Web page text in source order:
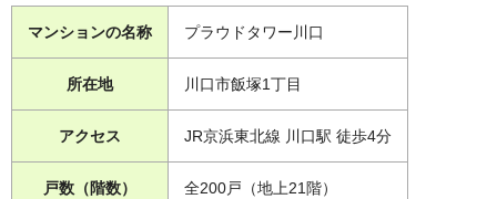
マンションの名称 プラウドタワー川口
所在地 川口市飯塚1丁目
アクセス JR京浜東北線 川口駅 徒歩4分
戸数（階数） 全200戸（地上21階）